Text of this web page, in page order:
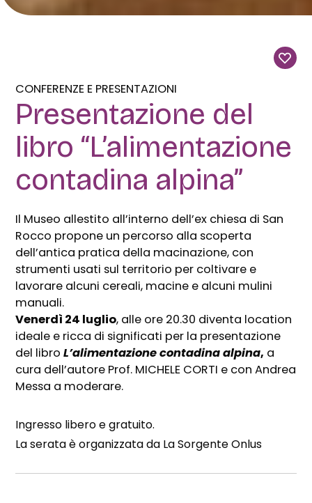
CONFERENZE E PRESENTAZIONI
Presentazione del
libro “L’alimentazione
contadina alpina”
Il Museo allestito all’interno dell’ex chiesa di San
Rocco propone un percorso alla scoperta
dell’antica pratica della macinazione, con
strumenti usati sul territorio per coltivare e
lavorare alcuni cereali, macine e alcuni mulini
manuali.
Venerdì 24 luglio, alle ore 20.30 diventa location
ideale e ricca di significati per la presentazione
del libroL’alimentazione contadina alpina, a
cura dell’autore Prof. MICHELE CORTI e con Andrea
Messa a moderare.
Ingresso libero e gratuito.
La serata è organizzata da La Sorgente Onlus